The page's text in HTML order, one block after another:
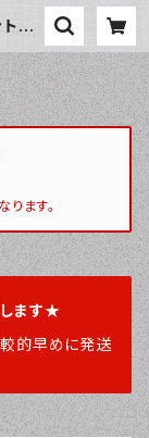
ン
ます。
ます★
的早めに発送